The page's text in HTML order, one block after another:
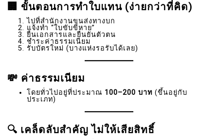
🏢 ขั้นตอนการทำใบแทน (ง่ายกว่าที่คิด)
ไปที่สำนักงานขนส่งทางบก
แจ้งทำ “ใบขับขี่หาย”
ยื่นเอกสารและยืนยันตัวตน
ชำระค่าธรรมเนียม
รับบัตรใหม่ (บางแห่งรอรับได้เลย)
💸 ค่าธรรมเนียม
โดยทั่วไปอยู่ที่ประมาณ 100–200 บาท (ขึ้นอยู่กับ
ประเภท)
🔍 เคล็ดลับสำคัญ ไม่ให้เสียสิทธิ์